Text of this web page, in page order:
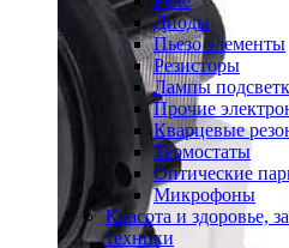
Диоды
Пьезо элементы
Резисторы
Лампы
Прочие
Кварцевые
Термостаты
Оптические
Микрофоны
Красота и здоровье,
техники